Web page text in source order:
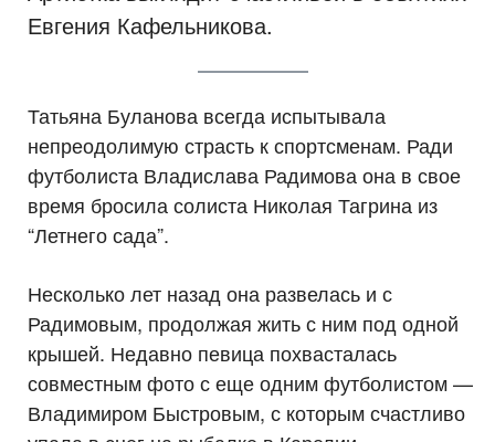
Евгения Кафельникова.
Татьяна Буланова всегда испытывала
непреодолимую страсть к спортсменам. Ради
футболиста Владислава Радимова она в свое
время бросила солиста Николая Тагрина из
“Летнего сада”.
Несколько лет назад она развелась и с
Радимовым, продолжая жить с ним под одной
крышей. Недавно певица похвасталась
совместным фото с еще одним футболистом —
Владимиром Быстровым, с которым счастливо